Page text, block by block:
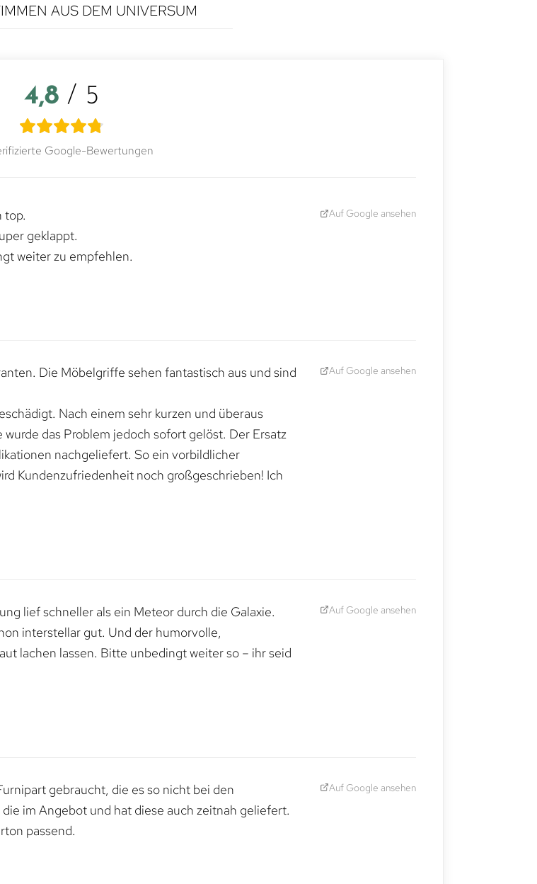
AUS DEM UNIVERSUM
4,8 / 5
Google-Bewertungen
top.
geklappt.
weiter zu empfehlen.
Auf Google ansehen
Die Möbelgriffe sehen fantastisch aus und sind
Nach einem sehr kurzen und überaus
das Problem jedoch sofort gelöst. Der Ersatz
nachgeliefert. So ein vorbildlicher
Kundenzufriedenheit noch großgeschrieben! Ich
Auf Google ansehen
lief schneller als ein Meteor durch die Galaxie.
interstellar gut. Und der humorvolle,
lachen lassen. Bitte unbedingt weiter so – ihr seid
Auf Google ansehen
gebraucht, die es so nicht bei den
im Angebot und hat diese auch zeitnah geliefert.
passend.
Auf Google ansehen